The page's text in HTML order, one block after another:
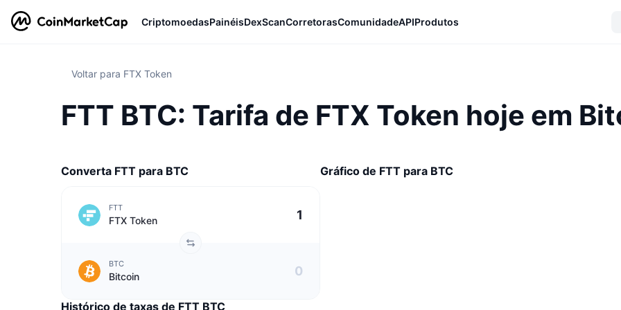
CriptomoedasPainéisDexScanCorretorasComunidadeAPIProdutos
Voltar para FTX Token
FTT BTC: Tarifa de FTX Token hoje em
Converta FTT para BTC
FTT
FTX Token
BTC
Bitcoin
Histórico de taxas de FTT BTC
Gráfico de FTT para BTC